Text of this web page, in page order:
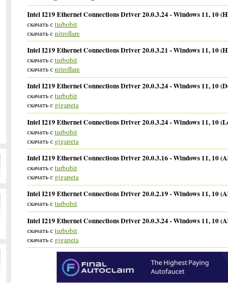
Intel I219 Ethernet Connections Driver 20.0.3.24 - Windows 11, 10
скачать сturbobit
скачать сnitroflare
Intel I219 Ethernet Connections Driver 20.0.3.21 - Windows 11, 10
скачать сturbobit
скачать сnitroflare
Intel I219 Ethernet Connections Driver 20.0.3.24 - Windows 11, 10
скачать сturbobit
скачать с gigapeta
Intel I219 Ethernet Connections Driver 20.0.3.24 - Windows 11, 10
скачать сturbobit
скачать с gigapeta
Intel I219 Ethernet Connections Driver 20.0.3.16 - Windows 11, 10
скачать сturbobit
скачать с gigapeta
Intel I219 Ethernet Connections Driver 20.0.2.19 - Windows 11, 10
скачать сturbobit
Intel I219 Ethernet Connections Driver 20.0.3.24 - Windows 11, 10
скачать сturbobit
скачать с gigapeta